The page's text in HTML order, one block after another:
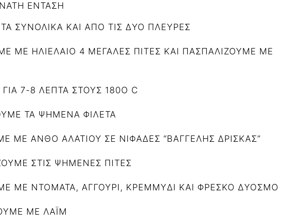
ΕΝΤΑΣΗ
ΣΥΝΟΛΙΚΑ ΚΑΙ ΑΠΟ ΤΙΣ ΔΥΟ ΠΛΕΥΡΕΣ
ΜΕ ΗΛΙΕΛΑΙΟ 4 ΜΕΓΑΛΕΣ ΠΙΤΕΣ ΚΑΙ ΠΑΣΠΑΛΙΖΟΥΜΕ ΜΕ
7-8 ΛΕΠΤΑ ΣΤΟΥΣ 180Ο C
ΤΑ ΨΗΜΕΝΑ ΦΙΛΕΤΑ
ΜΕ ΑΝΘΟ ΑΛΑΤΙΟΥ ΣΕ ΝΙΦΑΔΕΣ “ΒΑΓΓΕΛΗΣ ΔΡΙΣΚΑΣ”
ΣΤΙΣ ΨΗΜΕΝΕΣ ΠΙΤΕΣ
ΜΕ ΝΤΟΜΑΤΑ, ΑΓΓΟΥΡΙ, ΚΡΕΜΜΥΔΙ ΚΑΙ ΦΡΕΣΚΟ ΔΥΟΣΜΟ
ΜΕ ΛΑΪΜ